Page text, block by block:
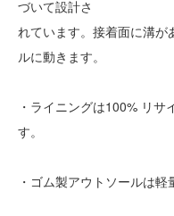
づいて設計さ
れています。接着面に溝
ルに動きます。
・ライニングは100% リ
す。
・ゴム製アウトソールは軽